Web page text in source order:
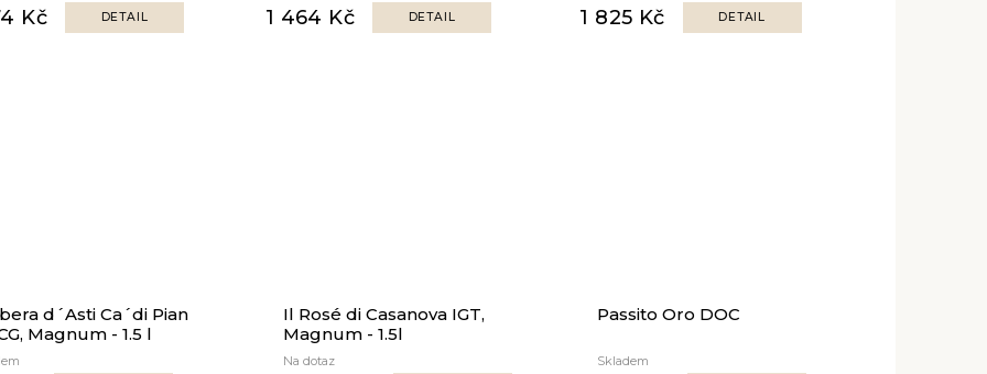
Kč DETAIL 1 464 Kč DETAIL 1 825 Kč DETAIL
d´Asti Ca´di Pian
Magnum - 1.5 l
Il Rosé di Casanova IGT,
Magnum - 1.5l
Na dotaz
Passito Oro DOC
Skladem